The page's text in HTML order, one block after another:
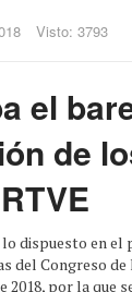
Visto: 3793
el
de
dispuesto en el
del Congreso
2018, por la que